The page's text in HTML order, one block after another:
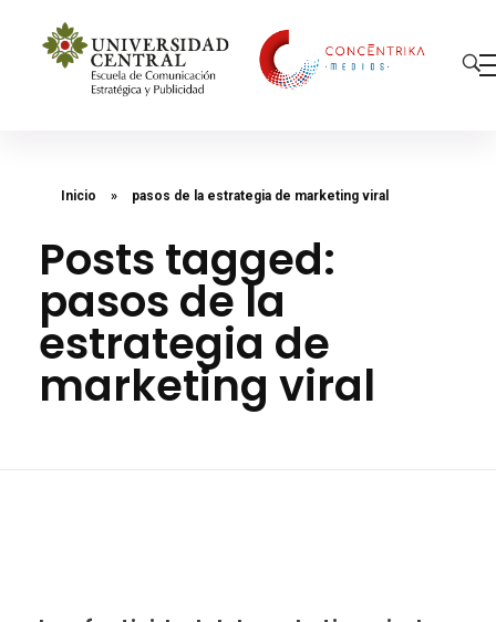
Inicio » pasos de la estrategia de marketing viral
Posts tagged:
pasos de la
estrategia de
marketing viral